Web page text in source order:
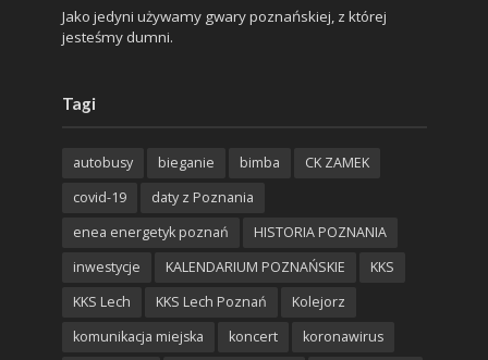
Jako jedyni używamy gwary poznańskiej, z której
jesteśmy dumni.
Tagi
autobusy bieganie bimba
CK ZAMEK
covid-19
daty z Poznania
enea energetyk poznań
HISTORIA POZNANIA
inwestycje
KALENDARIUM POZNAŃSKIE
KKS
KKS Lech
KKS Lech Poznań
Kolejorz
komunikacja miejska
koncert
koronawirus